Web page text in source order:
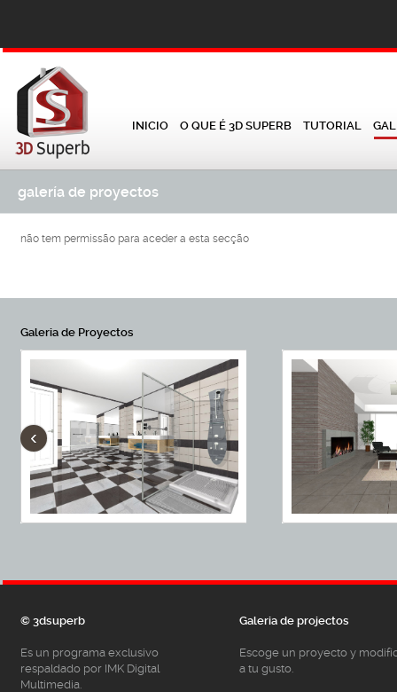
INICIO O QUE É 3D SUPERB TUTORIAL
galería de proyectos
não tem permissão para aceder a esta secção
Galeria de Proyectos
‹
© 3dsuperb
Es un programa exclusivo
respaldado por IMK Digital
Multimedia.
Galeria de projectos
Escoge un proyecto y
a tu gusto.